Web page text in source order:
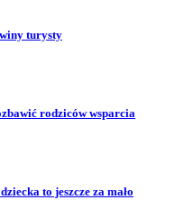
turysty
rodziców wsparcia
to jeszcze za mało